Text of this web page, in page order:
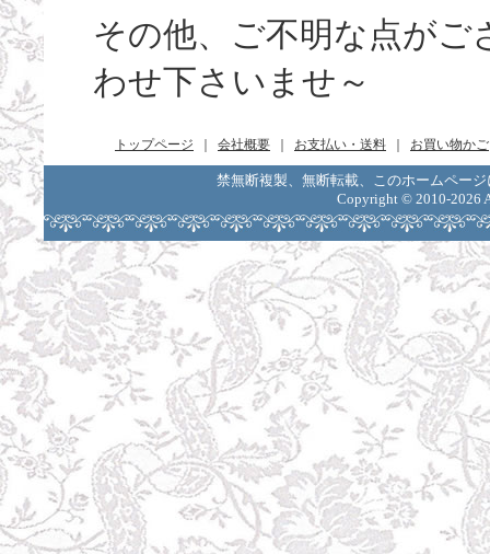
その他、ご不明な点が
わせ下さいませ～
トップページ 会社概要 お支払い・送料 お買い物かご
禁無断複製、無断転載、このホームペー
Copyright © 2010-2026